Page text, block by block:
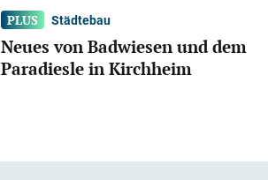
Städtebau
Neues von Badwiesen und dem
Paradiesle in Kirchheim